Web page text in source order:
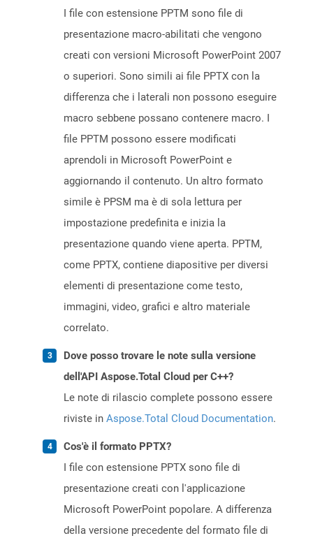
I file con estensione PPTM sono file di
presentazione macro-abilitati che vengono
creati con versioni Microsoft PowerPoint 2007
o superiori. Sono simili ai file PPTX con la
differenza che i laterali non possono eseguire
macro sebbene possano contenere macro. I
file PPTM possono essere modificati
aprendoli in Microsoft PowerPoint e
aggiornando il contenuto. Un altro formato
simile è PPSM ma è di sola lettura per
impostazione predefinita e inizia la
presentazione quando viene aperta. PPTM,
come PPTX, contiene diapositive per diversi
elementi di presentazione come testo,
immagini, video, grafici e altro materiale
correlato.
Dove posso trovare le note sulla versione
dell'API Aspose.Total Cloud per C++?
Le note di rilascio complete possono essere
riviste in Aspose.Total Cloud Documentation.
Cos'è il formato PPTX?
I file con estensione PPTX sono file di
presentazione creati con l'applicazione
Microsoft PowerPoint popolare. A differenza
della versione precedente del formato file di